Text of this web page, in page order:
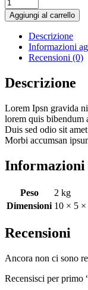
Aggiungi al carrello
Descrizione
Informazioni
Recensioni (0)
Descrizione
Lorem Ipsn gravida
lorem quis bibendum
Duis sed odio sit
Morbi accumsan
Informazioni
Peso
2 kg
Dimensioni 10 × 5 ×
Recensioni
Ancora non ci sono
Recensisci per primo